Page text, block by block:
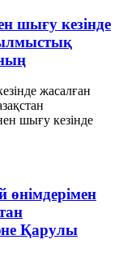
шығу кезiнде
жасалған
шығу кезiнде
Қарулы